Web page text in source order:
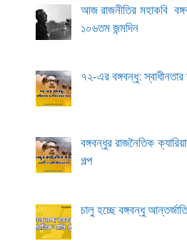
আজ রাজনীতির মহাকবি
১০৬তম জন্মদিন
৭২-এর বঙ্গবন্ধু:
বঙ্গবন্ধুর রাজনৈতিক
গল্প
চালু হচ্ছে বঙ্গবন্ধু